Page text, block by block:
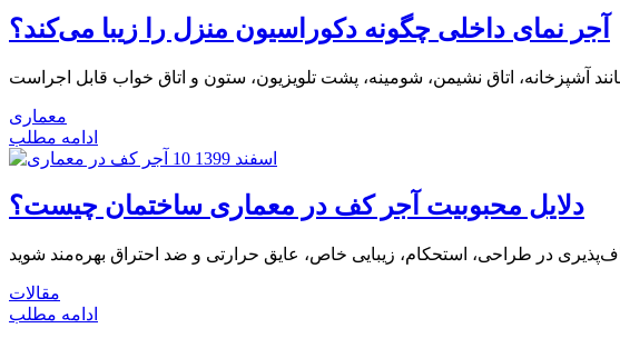
آجر نمای داخلی چگونه دکوراسیون منزل را زیبا می‌کند؟
معماری
ادامه مطلب
10 اسفند 1399
دلایل محبوبیت آجر کف در معماری ساختمان چیست؟
مقالات
ادامه مطلب